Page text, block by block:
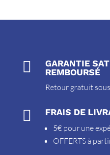

GARANTIE
REMBOURSÉ
Retour gratuit
 FRAIS DE
5€ pour une
OFFERTS à